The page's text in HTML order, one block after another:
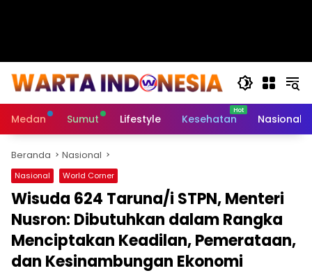
Medan Sumut Lifestyle Kesehatan Nasional
Beranda Nasional
Nasional World Corner
Wisuda 624 Taruna/i STPN, Menteri
Nusron: Dibutuhkan dalam Rangka
Menciptakan Keadilan, Pemerataan,
dan Kesinambungan Ekonomi